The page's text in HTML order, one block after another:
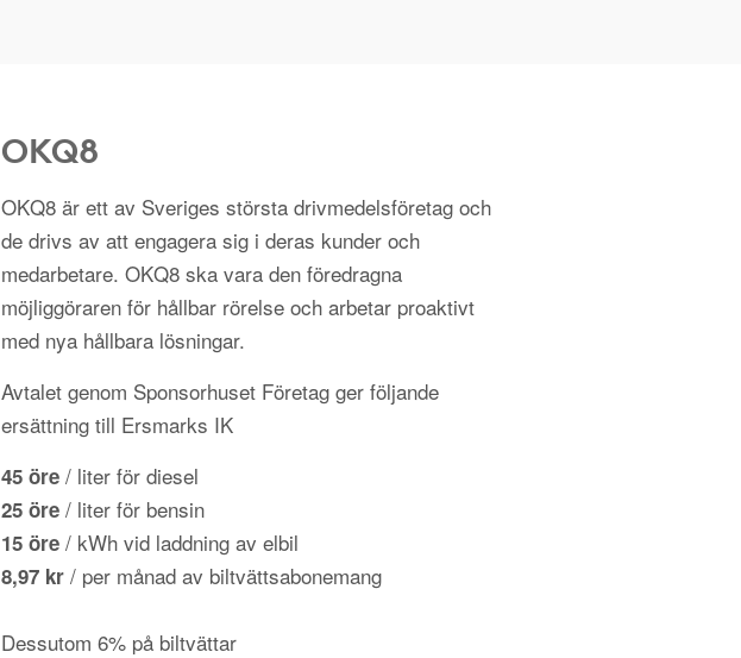
OKQ8
OKQ8 är ett av Sveriges största drivmedelsföretag och
de drivs av att engagera sig i deras kunder och
medarbetare. OKQ8 ska vara den föredragna
möjliggöraren för hållbar rörelse och arbetar proaktivt
med nya hållbara lösningar.
Avtalet genom Sponsorhuset Företag ger följande
ersättning till Ersmarks IK
45 öre / liter för diesel
25 öre / liter för bensin
15 öre / kWh vid laddning av elbil
8,97 kr / per månad av biltvättsabonemang
Dessutom 6% på biltvättar